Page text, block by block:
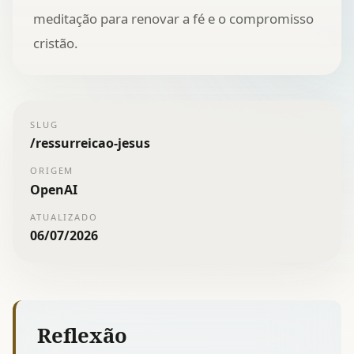
meditação para renovar a fé e o compromisso
cristão.
SLUG
/ressurreicao-jesus
ORIGEM
OpenAI
ATUALIZADO
06/07/2026
Reflexão